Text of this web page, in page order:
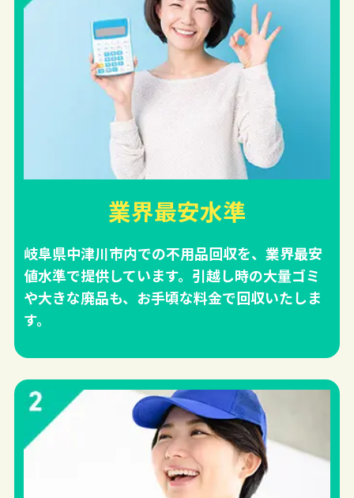
業界最安水準
岐阜県中津川市内での不用品回収を、業界最安
値水準で提供しています。引越し時の大量ゴミ
や大きな廃品も、お手頃な料金で回収いたしま
す。